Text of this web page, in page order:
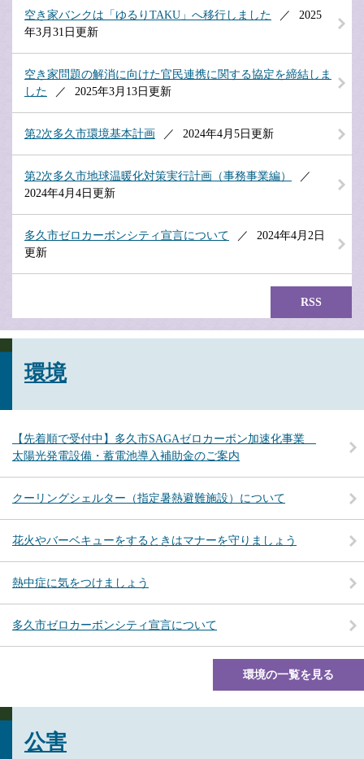
空き家バンクは「ゆるりTAKU」へ移行しました
2025
年3月31日更新
空き家問題の解消に向けた官民連携に関する協定を締結しま
した
2025年3月13日更新
第2次多久市環境基本計画 2024年4月5日更新
第2次多久市地球温暖化対策実行計画（事務事業編）
2024年4月4日更新
多久市ゼロカーボンシティ宣言について
2024年4月2日
更新
RSS
環境
【先着順で受付中】多久市SAGAゼロカーボン加速化事業
太陽光発電設備・蓄電池導入補助金のご案内
クーリングシェルター（指定暑熱避難施設）について
花火やバーベキューをするときはマナーを守りましょう
熱中症に気をつけましょう
多久市ゼロカーボンシティ宣言について
環境の一覧を見る
公害